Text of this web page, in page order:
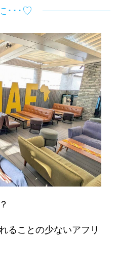
･･･♡
ることの少ないアフリ